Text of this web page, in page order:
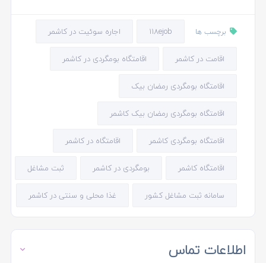
برچسب ها 118ejob اجاره سوئیت در کاشمر
اقامت در کاشمر اقامتگاه بومگردی در کاشمر
اقامتگاه بومگردی رمضان بیک
اقامتگاه بومگردی رمضان بیک کاشمر
اقامتگاه بومگردی کاشمر اقامتگاه در کاشمر
اقامتگاه کاشمر بومگردی در کاشمر ثبت مشاغل
سامانه ثبت مشاغل کشور غذا محلی و سنتی در کاشمر
اطلاعات تماس